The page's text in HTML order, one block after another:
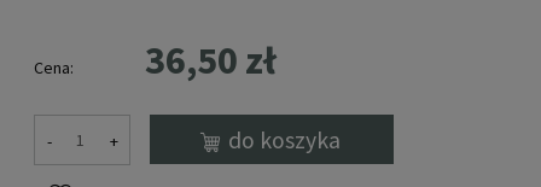
Cena: 36,50 zł
- + do koszyka